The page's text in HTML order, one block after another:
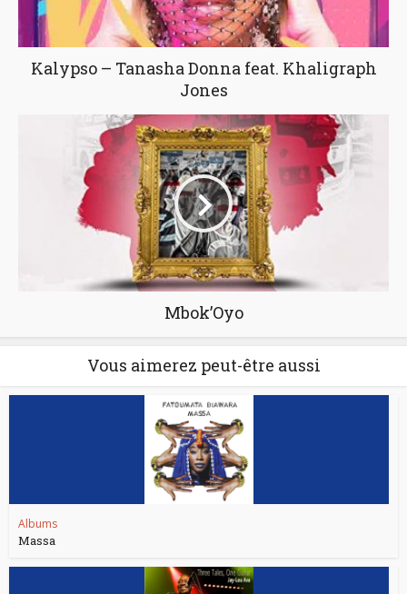
Kalypso – Tanasha Donna feat. Khaligraph
Jones
Mbok’Oyo
Vous aimerez peut-être aussi
Albums
Massa